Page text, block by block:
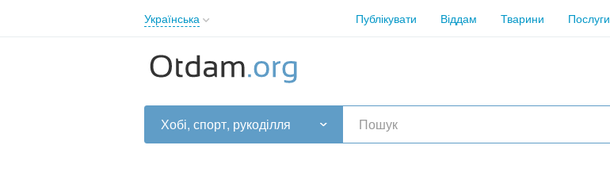
Українська
English
Русский
Українська
Публікувати Віддам Тварини Послуги
Хобі, спорт, рукоділля